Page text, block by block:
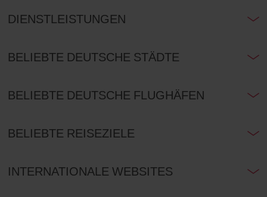
DIENSTLEISTUNGEN
BELIEBTE DEUTSCHE STÄDTE
BELIEBTE DEUTSCHE FLUGHÄFEN
BELIEBTE REISEZIELE
INTERNATIONALE WEBSITES